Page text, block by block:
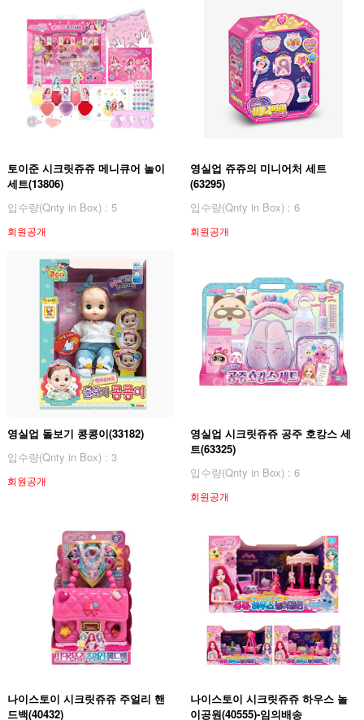
토이준 시크릿쥬쥬 메니큐어 놀이
세트(13806)
입수량(Qnty in Box) : 5
회원공개
영실업 쥬쥬의 미니어처 세트
(63295)
입수량(Qnty in Box) : 6
회원공개
영실업 돌보기 콩콩이(33182)
입수량(Qnty in Box) : 3
회원공개
영실업 시크릿쥬쥬 공주 호캉스 세
트(63325)
입수량(Qnty in Box) : 6
회원공개
나이스토이 시크릿쥬쥬 주얼리 핸
드백(40432)
나이스토이 시크릿쥬쥬 하우스 놀
이공원(40555)-임의배송